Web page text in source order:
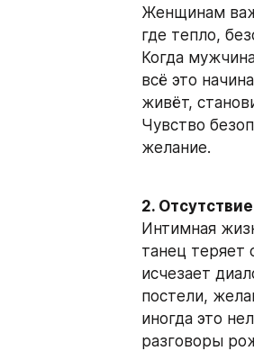
Женщинам
где тепло,
Когда
всё это
живёт,
Чувство
желание.
2.
Интимная
танец теряет
исчезает
постели,
иногда это
разговоры